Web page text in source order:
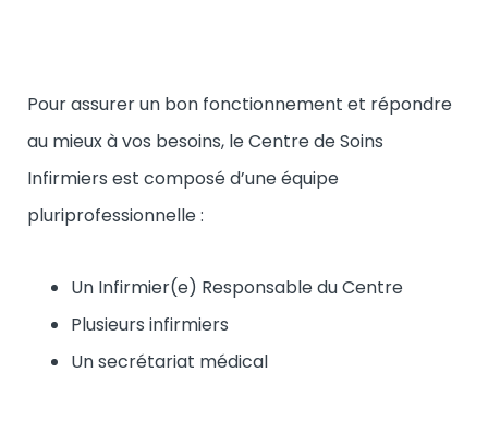
Pour assurer un bon fonctionnement et répondre
au mieux à vos besoins, le Centre de Soins
Infirmiers est composé d’une équipe
pluriprofessionnelle :
Un Infirmier(e) Responsable du Centre
Plusieurs infirmiers
Un secrétariat médical